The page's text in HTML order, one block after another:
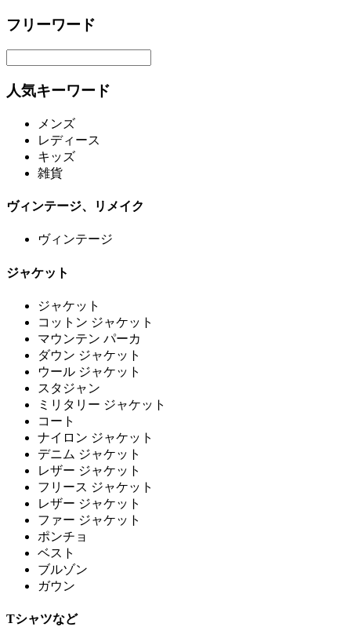
フリーワード
人気キーワード
メンズ
レディース
キッズ
雑貨
ヴィンテージ、リメイク
ヴィンテージ
ジャケット
ジャケット
コットン ジャケット
マウンテン パーカ
ダウン ジャケット
ウール ジャケット
スタジャン
ミリタリー ジャケット
コート
ナイロン ジャケット
デニム ジャケット
レザー ジャケット
フリース ジャケット
レザー ジャケット
ファー ジャケット
ポンチョ
ベスト
ブルゾン
ガウン
Tシャツなど